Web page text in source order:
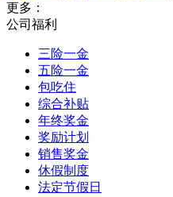
更多：
公司福利
三险一金
五险一金
包吃住
综合补贴
年终奖金
奖励计划
销售奖金
休假制度
法定节假日